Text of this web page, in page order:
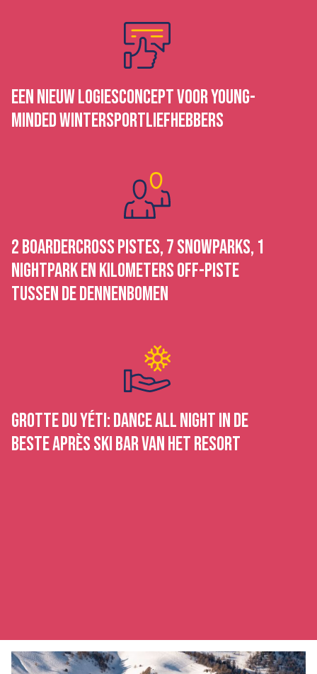
EEN NIEUW LOGIESCONCEPT VOOR YOUNG-
MINDED WINTERSPORTLIEFHEBBERS
2 BOARDERCROSS PISTES, 7 SNOWPARKS, 1
NIGHTPARK EN KILOMETERS OFF-PISTE
TUSSEN DE DENNENBOMEN
GROTTE DU YÉTI: DANCE ALL NIGHT IN DE
BESTE APRÈS SKI BAR VAN HET RESORT